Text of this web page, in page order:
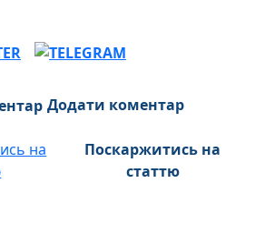
Додати коментар
Поскаржитись на
статтю